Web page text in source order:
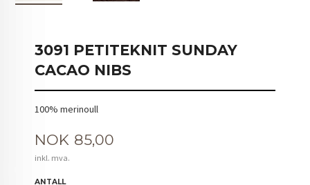
3091 PETITEKNIT SUNDAY
CACAO NIBS
100% merinoull
Pris
NOK 85,00
inkl. mva.
ANTALL